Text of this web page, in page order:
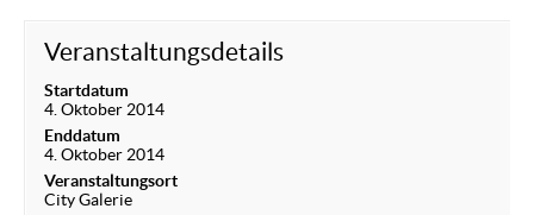
Veranstaltungsdetails
Startdatum
4. Oktober 2014
Enddatum
4. Oktober 2014
Veranstaltungsort
City Galerie